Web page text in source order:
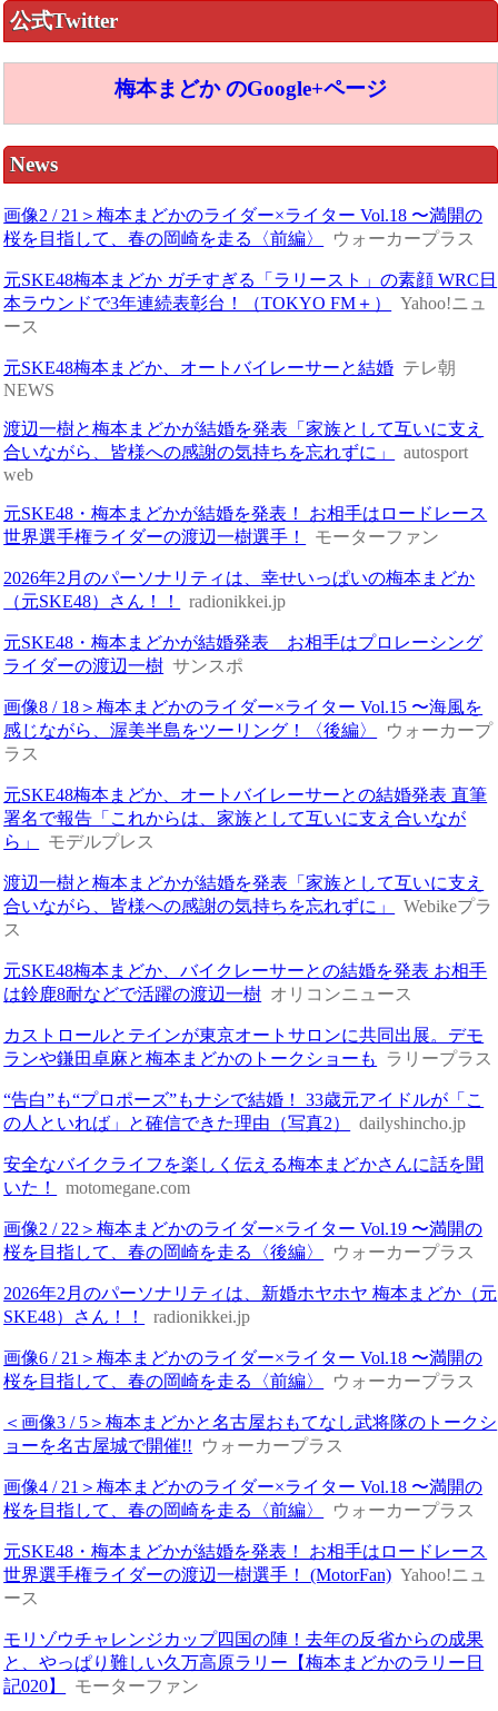
公式Twitter
梅本まどか のGoogle+ページ
News
画像2 / 21＞梅本まどかのライダー×ライター Vol.18 〜満開の
桜を目指して、春の岡崎を走る〈前編〉
ウォーカープラス
元SKE48梅本まどか ガチすぎる「ラリースト」の素顔 WRC日
本ラウンドで3年連続表彰台！（TOKYO FM＋）
Yahoo!ニュ
ース
元SKE48梅本まどか、オートバイレーサーと結婚 テレ朝
NEWS
渡辺一樹と梅本まどかが結婚を発表「家族として互いに支え
合いながら、皆様への感謝の気持ちを忘れずに」
autosport
web
元SKE48・梅本まどかが結婚を発表！ お相手はロードレース
世界選手権ライダーの渡辺一樹選手！
モーターファン
2026年2月のパーソナリティは、幸せいっぱいの梅本まどか
（元SKE48）さん！！
radionikkei.jp
元SKE48・梅本まどかが結婚発表 お相手はプロレーシング
ライダーの渡辺一樹 サンスポ
画像8 / 18＞梅本まどかのライダー×ライター Vol.15 〜海風を
感じながら、渥美半島をツーリング！〈後編〉
ウォーカープ
ラス
元SKE48梅本まどか、オートバイレーサーとの結婚発表 直筆
署名で報告「これからは、家族として互いに支え合いなが
ら」
モデルプレス
渡辺一樹と梅本まどかが結婚を発表「家族として互いに支え
合いながら、皆様への感謝の気持ちを忘れずに」
Webikeプラ
ス
元SKE48梅本まどか、バイクレーサーとの結婚を発表 お相手
は鈴鹿8耐などで活躍の渡辺一樹 オリコンニュース
カストロールとテインが東京オートサロンに共同出展。デモ
ランや鎌田卓麻と梅本まどかのトークショーも
ラリープラス
“告白”も“プロポーズ”もナシで結婚！ 33歳元アイドルが「こ
の人といれば」と確信できた理由（写真2）
dailyshincho.jp
安全なバイクライフを楽しく伝える梅本まどかさんに話を聞
いた！
motomegane.com
画像2 / 22＞梅本まどかのライダー×ライター Vol.19 〜満開の
桜を目指して、春の岡崎を走る〈後編〉
ウォーカープラス
2026年2月のパーソナリティは、新婚ホヤホヤ 梅本まどか（元
SKE48）さん！！
radionikkei.jp
画像6 / 21＞梅本まどかのライダー×ライター Vol.18 〜満開の
桜を目指して、春の岡崎を走る〈前編〉
ウォーカープラス
＜画像3 / 5＞梅本まどかと名古屋おもてなし武将隊のトークシ
ョーを名古屋城で開催!!
ウォーカープラス
画像4 / 21＞梅本まどかのライダー×ライター Vol.18 〜満開の
桜を目指して、春の岡崎を走る〈前編〉
ウォーカープラス
元SKE48・梅本まどかが結婚を発表！ お相手はロードレース
世界選手権ライダーの渡辺一樹選手！ (MotorFan) Yahoo!ニュ
ース
モリゾウチャレンジカップ四国の陣！去年の反省からの成果
と、やっぱり難しい久万高原ラリー【梅本まどかのラリー日
記020】
モーターファン